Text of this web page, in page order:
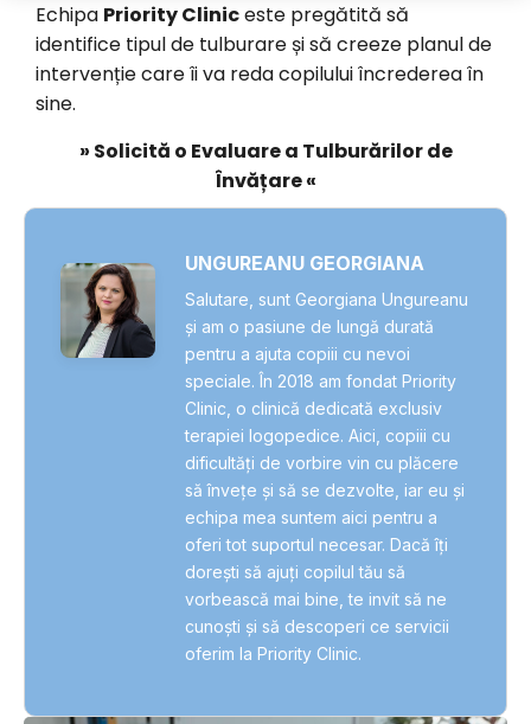
Echipa Priority Cliniceste pregătită să
identifice tipul de tulburare și să creeze planul de
intervenție care îi va reda copilului încrederea în
sine.
» Solicită o Evaluare a Tulburărilor de
Învățare «
UNGUREANU GEORGIANA
Salutare, sunt Georgiana Ungureanu
și am o pasiune de lungă durată
pentru a ajuta copiii cu nevoi
speciale. În 2018 am fondat Priority
Clinic, o clinică dedicată exclusiv
terapiei logopedice. Aici, copiii cu
dificultăți de vorbire vin cu plăcere
să învețe și să se dezvolte, iar eu și
echipa mea suntem aici pentru a
oferi tot suportul necesar. Dacă îți
dorești să ajuți copilul tău să
vorbească mai bine, te invit să ne
cunoști și să descoperi ce servicii
oferim la Priority Clinic.